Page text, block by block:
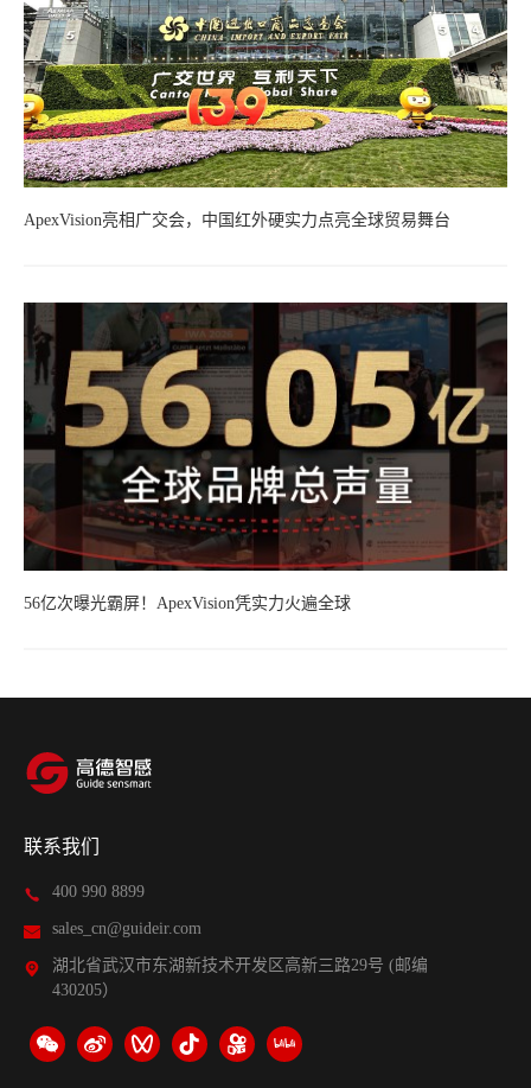
ApexVision亮相广交会，中国红外硬实力点亮全球贸易舞台
56亿次曝光霸屏！ApexVision凭实力火遍全球
联系我们
400 990 8899
sales_cn@guideir.com
湖北省武汉市东湖新技术开发区高新三路29号 (邮编
430205）